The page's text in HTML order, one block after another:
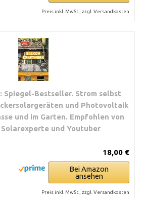
Preis inkl. MwSt., zzgl. Versandkosten
Bestseller. Strom selbst
und Photovoltaik
und im Garten. Empfohlen von
und Youtuber
18,00 €
Bei Amazon
ansehen
Preis inkl. MwSt., zzgl. Versandkosten